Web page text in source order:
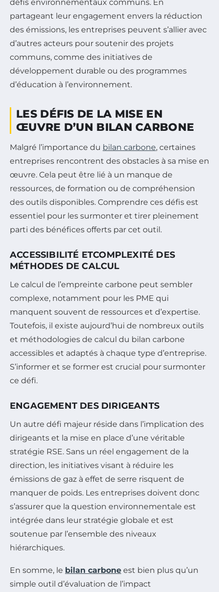
défis environnementaux communs. En
partageant leur engagement envers la réduction
des émissions, les entreprises peuvent s’allier avec
d’autres acteurs pour soutenir des projets
communs, comme des initiatives de
développement durable ou des programmes
d’éducation à l’environnement.
LES DÉFIS DE LA MISE EN
ŒUVRE D’UN BILAN CARBONE
Malgré l’importance du bilan carbone, certaines
entreprises rencontrent des obstacles à sa mise en
œuvre. Cela peut être lié à un manque de
ressources, de formation ou de compréhension
des outils disponibles. Comprendre ces défis est
essentiel pour les surmonter et tirer pleinement
parti des bénéfices offerts par cet outil.
ACCESSIBILITÉ ETCOMPLEXITÉ DES
MÉTHODES DE CALCUL
Le calcul de l’empreinte carbone peut sembler
complexe, notamment pour les PME qui
manquent souvent de ressources et d’expertise.
Toutefois, il existe aujourd’hui de nombreux outils
et méthodologies de calcul du bilan carbone
accessibles et adaptés à chaque type d’entreprise.
S’informer et se former est crucial pour surmonter
ce défi.
ENGAGEMENT DES DIRIGEANTS
Un autre défi majeur réside dans l’implication des
dirigeants et la mise en place d’une véritable
stratégie RSE. Sans un réel engagement de la
direction, les initiatives visant à réduire les
émissions de gaz à effet de serre risquent de
manquer de poids. Les entreprises doivent donc
s’assurer que la question environnementale est
intégrée dans leur stratégie globale et est
soutenue par l’ensemble des niveaux
hiérarchiques.
En somme, le bilan carbone est bien plus qu’un
simple outil d’évaluation de l’impact